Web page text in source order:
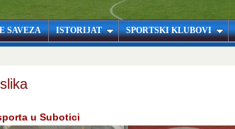
SAVEZA ISTORIJAT SPORTSKI KLUBOVI
u Subotici